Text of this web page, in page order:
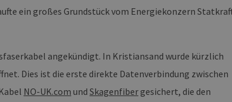
ein großes Grundstück vom Energiekonzern
angekündigt. In Kristiansand wurde kürzlich
Dies ist die erste direkte Datenverbindung zwischen
NO-UK.com und Skagenfiber gesichert, die den